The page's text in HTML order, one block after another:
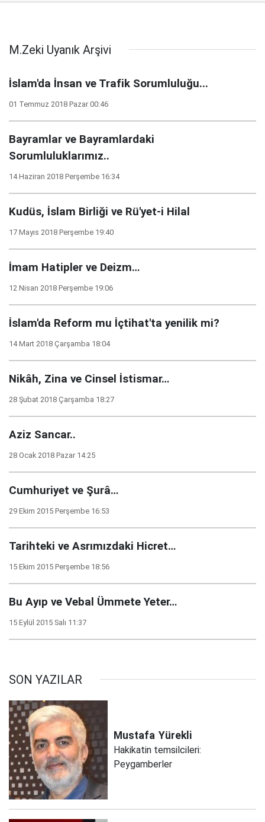
M.Zeki Uyanık Arşivi
İslam'da İnsan ve Trafik Sorumluluğu...
01 Temmuz 2018 Pazar 00:46
Bayramlar ve Bayramlardaki
Sorumluluklarımız..
14 Haziran 2018 Perşembe 16:34
Kudüs, İslam Birliği ve Rü'yet-i Hilal
17 Mayıs 2018 Perşembe 19:40
İmam Hatipler ve Deizm…
12 Nisan 2018 Perşembe 19:06
İslam'da Reform mu İçtihat'ta yenilik mi?
14 Mart 2018 Çarşamba 18:04
Nikâh, Zina ve Cinsel İstismar…
28 Şubat 2018 Çarşamba 18:27
Aziz Sancar..
28 Ocak 2018 Pazar 14:25
Cumhuriyet ve Şurâ…
29 Ekim 2015 Perşembe 16:53
Tarihteki ve Asrımızdaki Hicret…
15 Ekim 2015 Perşembe 18:56
Bu Ayıp ve Vebal Ümmete Yeter…
15 Eylül 2015 Salı 11:37
SON YAZILAR
Mustafa Yürekli
Hakikatin temsilcileri:
Peygamberler